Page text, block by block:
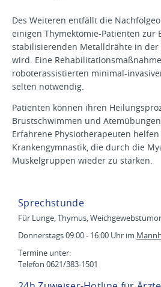
Des Weiteren entfällt die
einigen Thymektomie-Patienten zur
stabilisierenden Metalldrähte in
wird. Eine
roboterassistierten minimal-
selten notwendig.
Patienten können ihren
Brustschwimmen und
Erfahrene Physiotherapeuten
Krankengymnastik, die durch die
Muskelgruppen wieder zu stärken.
Sprechstunde
Für Lunge, Thymus,
Donnerstags 09:00 - 16:00 Uhr im
Termine unter:
Telefon 0621/383-1501